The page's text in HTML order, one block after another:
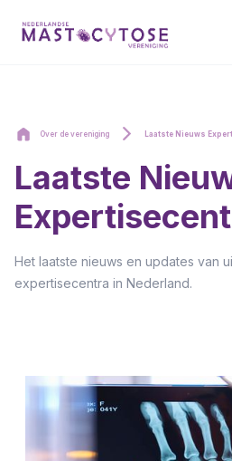
Over de vereniging Laatste Nieuws
Laatste
Het laatste nieuws en updates van
expertisecentra in Nederland.